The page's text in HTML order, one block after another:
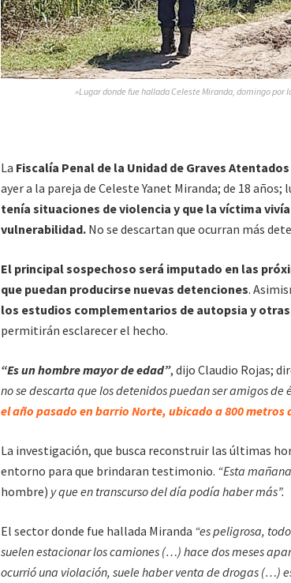
»Lugar donde fue hallada Celeste Miranda, domingo por
La Fiscalía Penal de la Unidad de Graves
ayer a la pareja de Celeste Yanet Miranda; de 18
tenía situaciones de violencia y que la víctima
vulnerabilidad. No se descartan que ocurran más
El principal sospechoso será imputado en las
que puedan producirse nuevas detenciones.
los estudios complementarios de autopsia y
permitirán esclarecer el hecho.
“Es un hombre mayor de edad”, dijo Claudio Rojas;
no se descarta que los detenidos puedan ser amigos
el año pasado en barrio Norte, ubicado a 800 metros
La investigación, que busca reconstruir las últimas
entorno para que brindaran testimonio. “Esta
hombre) y que en transcurso del día podía haber más”.
El sector donde fue hallada Miranda “es peligrosa,
suelen estacionar los camiones (…) hace dos meses
ocurrió una violación, suele haber venta de drogas (…)